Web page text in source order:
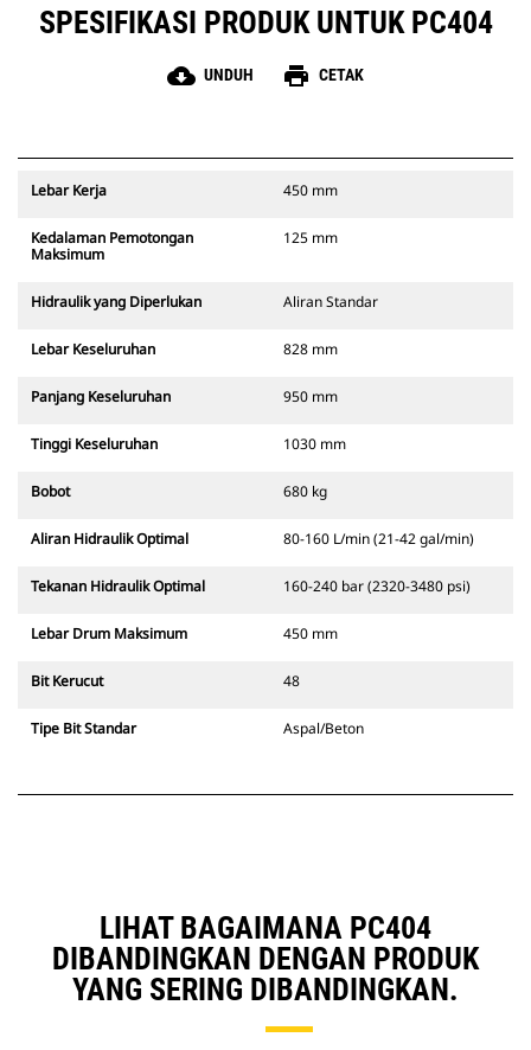
SPESIFIKASI PRODUK UNTUK PC404
cloud_download UNDUH print CETAK
Lebar Kerja 450 mm
Kedalaman Pemotongan
Maksimum
125 mm
Hidraulik yang Diperlukan Aliran Standar
Lebar Keseluruhan 828 mm
Panjang Keseluruhan 950 mm
Tinggi Keseluruhan 1030 mm
Bobot 680 kg
Aliran Hidraulik Optimal 80-160 L/min (21-42 gal/min)
Tekanan Hidraulik Optimal 160-240 bar (2320-3480 psi)
Lebar Drum Maksimum 450 mm
Bit Kerucut 48
Tipe Bit Standar Aspal/Beton
LIHAT BAGAIMANA PC404
DIBANDINGKAN DENGAN PRODUK
YANG SERING DIBANDINGKAN.